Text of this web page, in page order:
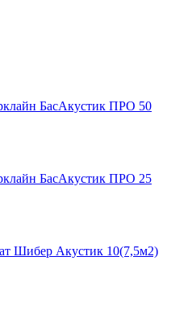
БасАкустик ПРО 50
БасАкустик ПРО 25
Шибер Акустик 10(7,5м2)